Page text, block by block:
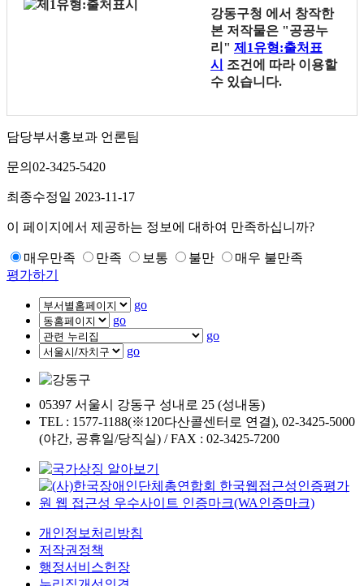
강동구청 에서 창작한
본 저작물은 "공공누
리" 제1유형:출처표
시
조건에 따라 이용할
수 있습니다.
담당부서 홍보과 언론팀
문의 02-3425-5420
최종수정일 2023-11-17
이 페이지에서 제공하는 정보에 대하여 만족하십니까?
매우만족 만족 보통 불만
매우 불만족
평가하기
go
go
go
go
05397 서울시 강동구 성내로 25 (성내동)
TEL : 1577-1188(※120다산콜센터로 연결), 02-3425-5000
(야간, 공휴일/당직실) / FAX : 02-3425-7200
개인정보처리방침
저작권정책
행정서비스헌장